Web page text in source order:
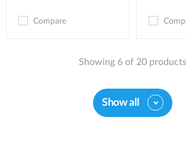
Compare
Showing 6 of 20 products
Show all